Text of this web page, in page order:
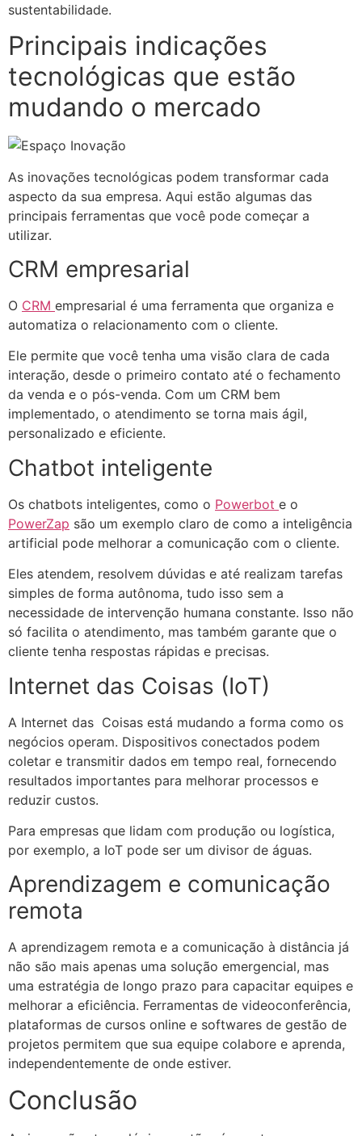
sustentabilidade.
Principais indicações
tecnológicas que estão
mudando o mercado
As inovações tecnológicas podem transformar cada
aspecto da sua empresa. Aqui estão algumas das
principais ferramentas que você pode começar a
utilizar.
CRM empresarial
O CRM empresarial é uma ferramenta que organiza e
automatiza o relacionamento com o cliente.
Ele permite que você tenha uma visão clara de cada
interação, desde o primeiro contato até o fechamento
da venda e o pós-venda. Com um CRM bem
implementado, o atendimento se torna mais ágil,
personalizado e eficiente.
Chatbot inteligente
Os chatbots inteligentes, como o Powerbot e o
PowerZap são um exemplo claro de como a inteligência
artificial pode melhorar a comunicação com o cliente.
Eles atendem, resolvem dúvidas e até realizam tarefas
simples de forma autônoma, tudo isso sem a
necessidade de intervenção humana constante. Isso não
só facilita o atendimento, mas também garante que o
cliente tenha respostas rápidas e precisas.
Internet das Coisas (IoT)
A Internet das Coisas está mudando a forma como os
negócios operam. Dispositivos conectados podem
coletar e transmitir dados em tempo real, fornecendo
resultados importantes para melhorar processos e
reduzir custos.
Para empresas que lidam com produção ou logística,
por exemplo, a IoT pode ser um divisor de águas.
Aprendizagem e comunicação
remota
A aprendizagem remota e a comunicação à distância já
não são mais apenas uma solução emergencial, mas
uma estratégia de longo prazo para capacitar equipes e
melhorar a eficiência. Ferramentas de videoconferência,
plataformas de cursos online e softwares de gestão de
projetos permitem que sua equipe colabore e aprenda,
independentemente de onde estiver.
Conclusão